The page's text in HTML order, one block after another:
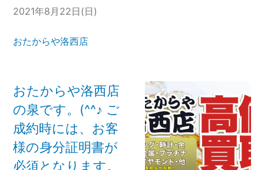
2021年8月22日(日)
おたからや洛西店
おたからや洛西店
の泉です。(^^♪ ご
成約時には、お客
様の身分証明書が
必須となります。